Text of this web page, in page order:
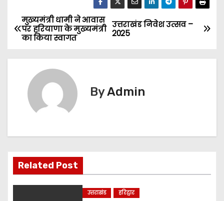
P
v
i
उत्तराखंड निवेश उत्सव –
2025
मुख्यमंत्री धामी ने आवास
पर हरियाणा के मुख्यमंत्री
का किया स्वागत
ByAdmin
Related Post
उत्तराखंड हरिद्वार